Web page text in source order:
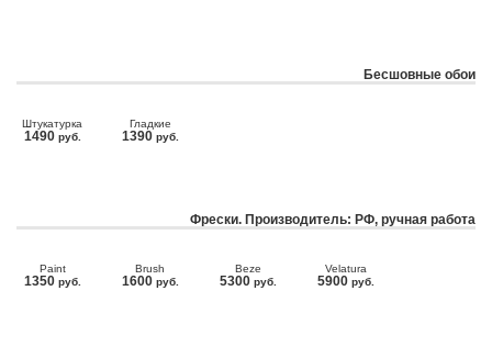
Бесшовные обои
Штукатурка
1490 руб.
Гладкие
1390 руб.
Фрески. Производитель: РФ, ручная работа
Paint
1350 руб.
Brush
1600 руб.
Beze
5300 руб.
Velatura
5900 руб.